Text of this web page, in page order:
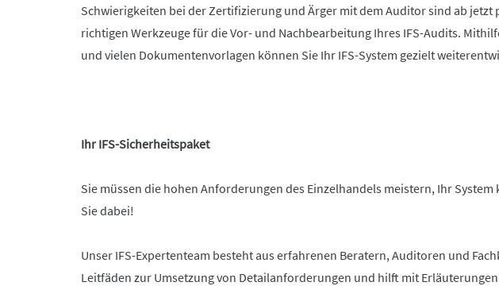
Schwierigkeiten bei der Zertifizierung und Ärger mit dem Auditor sind ab
richtigen Werkzeuge für die Vor- und Nachbearbeitung Ihres IFS-Audits.
und vielen Dokumentenvorlagen können Sie Ihr IFS-System gezielt
Ihr IFS-Sicherheitspaket
Sie müssen die hohen Anforderungen des Einzelhandels meistern, Ihr
Sie dabei!
Unser IFS-Expertenteam besteht aus erfahrenen Beratern, Auditoren und
Leitfäden zur Umsetzung von Detailanforderungen und hilft mit